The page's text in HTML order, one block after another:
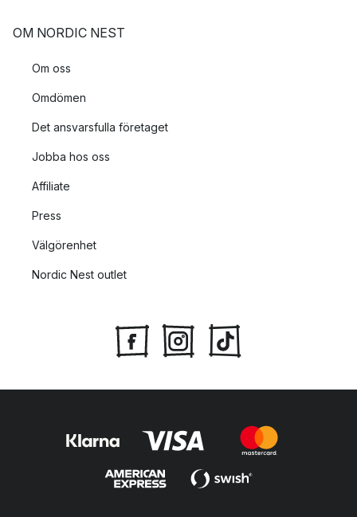
OM NORDIC NEST
Om oss
Omdömen
Det ansvarsfulla företaget
Jobba hos oss
Affiliate
Press
Välgörenhet
Nordic Nest outlet